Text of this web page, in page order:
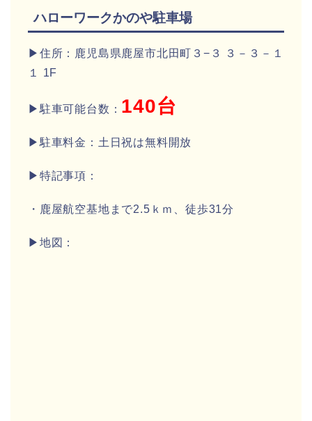
ハローワークかのや駐車場
▶住所：鹿児島県鹿屋市北田町３−３ ３－３－１
１ 1F
▶駐車可能台数： 140台
▶駐車料金：土日祝は無料開放
▶特記事項：
・鹿屋航空基地まで2.5ｋｍ、徒歩31分
▶地図：